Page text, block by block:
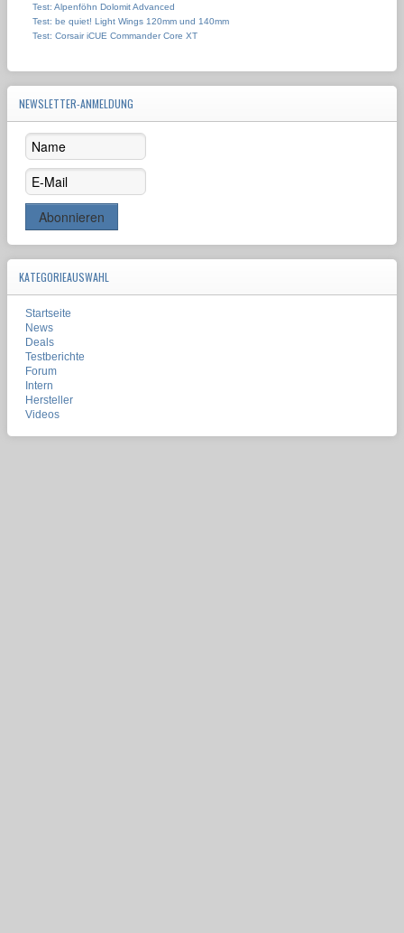
Test: Alpenföhn Dolomit Advanced
Test: be quiet! Light Wings 120mm und 140mm
Test: Corsair iCUE Commander Core XT
NEWSLETTER-ANMELDUNG
KATEGORIEAUSWAHL
Startseite
News
Deals
Testberichte
Forum
Intern
Hersteller
Videos